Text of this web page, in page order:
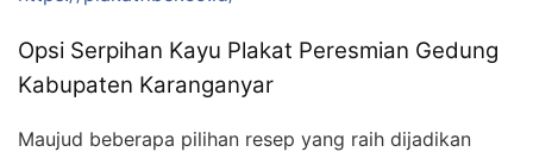
Opsi Serpihan Kayu Plakat Peresmian Gedung
Kabupaten Karanganyar
Maujud beberapa pilihan resep yang raih dijadikan